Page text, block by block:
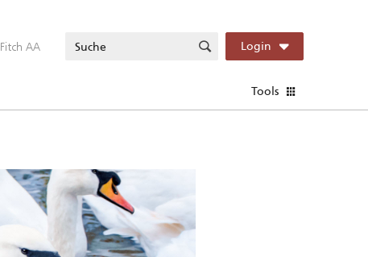
Fitch AA Login
Tools